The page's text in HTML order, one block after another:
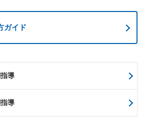
ガイド
導
導